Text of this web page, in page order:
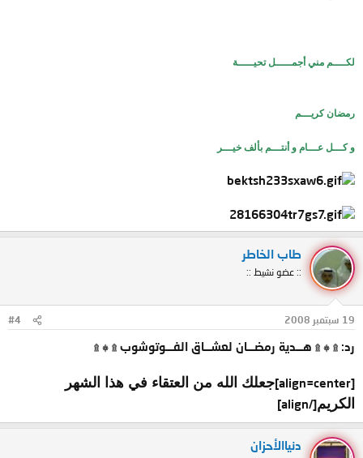
لكــــم مني أجمـــــل تحيـــــة
رمضان كريـــم
و كـــل عـــام و أنتـــم بألف خيـــر
طاب الخاطر
:: عضو نشيط ::
19 سبتمبر 2008 #4
رد: ۩ ۞ ۩ هـــدية رمضـــان لعشـــاق الفـــوتوشوب ۩ ۞ ۩
[align=center]
جعلك الله من العتقاء في هذا الشهر
الكريم[/align]
دنياالأحزان